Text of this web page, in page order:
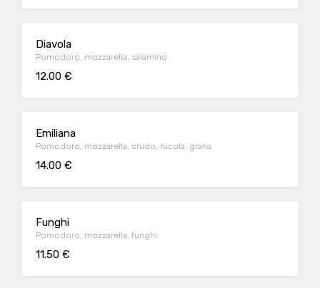
Diavola
Pomodoro, mozzarella, salamino
12.00 €
Emiliana
Pomodoro, mozzarella, crudo, rucola, grana
14.00 €
Funghi
Pomodoro, mozzarella, funghi
11.50 €